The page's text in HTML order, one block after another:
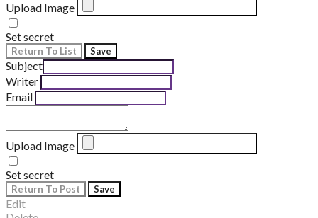
Upload Image
Set secret
Return To List Save
Subject
Writer
Email
Upload Image
Set secret
Return To Post Save
Edit